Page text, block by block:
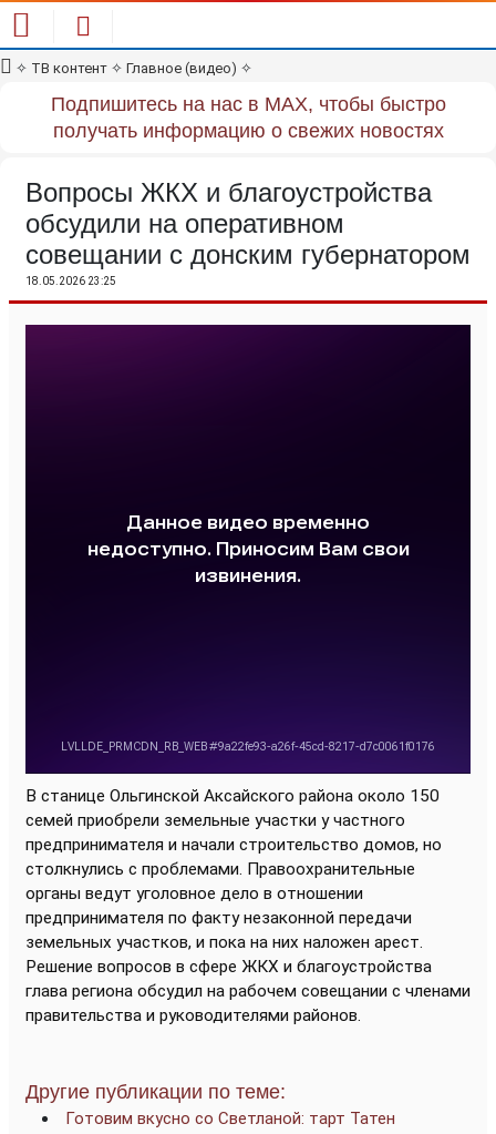
✧ ТВ контент ✧ Главное (видео) ✧
Подпишитесь на нас в MAX, чтобы быстро
получать информацию о свежих новостях
Вопросы ЖКХ и благоустройства
обсудили на оперативном
совещании с донским губернатором
18.05.2026 23:25
В станице Ольгинской Аксайского района около 150
семей приобрели земельные участки у частного
предпринимателя и начали строительство домов, но
столкнулись с проблемами. Правоохранительные
органы ведут уголовное дело в отношении
предпринимателя по факту незаконной передачи
земельных участков, и пока на них наложен арест.
Решение вопросов в сфере ЖКХ и благоустройства
глава региона обсудил на рабочем совещании с членами
правительства и руководителями районов.
Другие публикации по теме:
Готовим вкусно со Светланой: тарт Татен